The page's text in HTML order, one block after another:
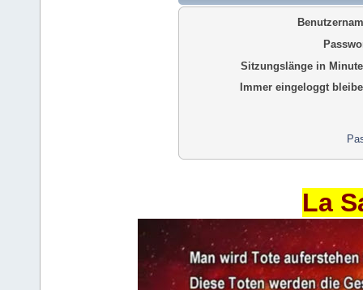
Sitzungslänge in
Immer eingeloggt
La